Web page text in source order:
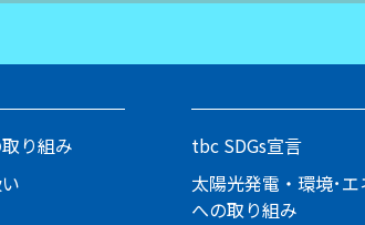
り組み
tbc SDGs宣言
太陽光発電・環境･
への取り組み